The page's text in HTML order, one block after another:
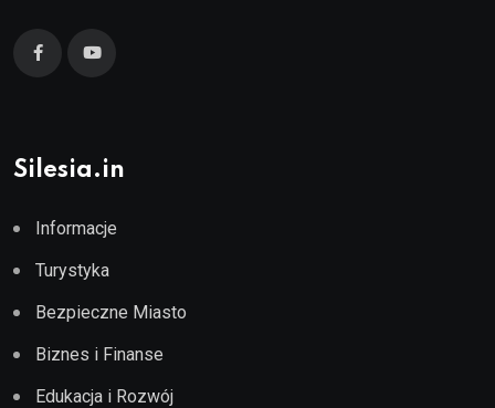
Silesia.in
Informacje
Turystyka
Bezpieczne Miasto
Biznes i Finanse
Edukacja i Rozwój